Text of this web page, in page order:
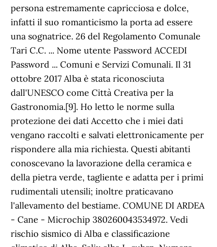
persona estremamente capricciosa e dolce,
infatti il suo romanticismo la porta ad essere
una sognatrice. 26 del Regolamento Comunale
Tari C.C. ... Nome utente Password ACCEDI
Password ... Comuni e Servizi Comunali. Il 31
ottobre 2017 Alba è stata riconosciuta
dall'UNESCO come Città Creativa per la
Gastronomia.[9]. Ho letto le norme sulla
protezione dei dati Accetto che i miei dati
vengano raccolti e salvati elettronicamente per
rispondere alla mia richiesta. Questi abitanti
conoscevano la lavorazione della ceramica e
della pietra verde, tagliente e adatta per i primi
rudimentali utensili; inoltre praticavano
l'allevamento del bestiame. COMUNE DI ARDEA
- Cane - Microchip 380260043534972. Vedi
rischio sismico di Alba e classificazione